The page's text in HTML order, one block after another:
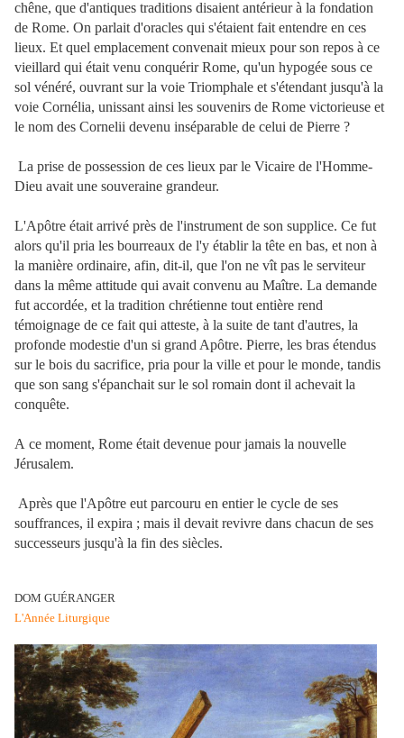
chêne, que d'antiques traditions disaient antérieur à la fondation
de Rome. On parlait d'oracles qui s'étaient fait entendre en ces
lieux. Et quel emplacement convenait mieux pour son repos à ce
vieillard qui était venu conquérir Rome, qu'un hypogée sous ce
sol vénéré, ouvrant sur la voie Triomphale et s'étendant jusqu'à la
voie Cornélia, unissant ainsi les souvenirs de Rome victorieuse et
le nom des Cornelii devenu inséparable de celui de Pierre ?
La prise de possession de ces lieux par le Vicaire de l'Homme-
Dieu avait une souveraine grandeur.
L'Apôtre était arrivé près de l'instrument de son supplice. Ce fut
alors qu'il pria les bourreaux de l'y établir la tête en bas, et non à
la manière ordinaire, afin, dit-il, que l'on ne vît pas le serviteur
dans la même attitude qui avait convenu au Maître. La demande
fut accordée, et la tradition chrétienne tout entière rend
témoignage de ce fait qui atteste, à la suite de tant d'autres, la
profonde modestie d'un si grand Apôtre. Pierre, les bras étendus
sur le bois du sacrifice, pria pour la ville et pour le monde, tandis
que son sang s'épanchait sur le sol romain dont il achevait la
conquête.
A ce moment, Rome était devenue pour jamais la nouvelle
Jérusalem.
Après que l'Apôtre eut parcouru en entier le cycle de ses
souffrances, il expira ; mais il devait revivre dans chacun de ses
successeurs jusqu'à la fin des siècles.
DOM GUÉRANGER
L'Année Liturgique